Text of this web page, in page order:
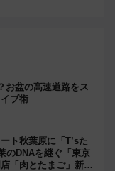
お盆の高速道路をス
ブ術
ト秋葉原に「T’sた
のDNAを継ぐ「東京
「肉とたまご」新グ